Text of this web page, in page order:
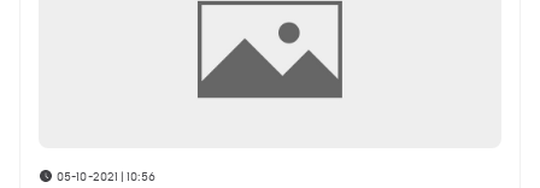
05-10-2021 | 10:56